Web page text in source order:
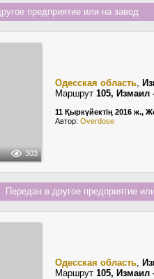
предприятие или на завод
303
Одесская область,
Маршрут 105, Измаил
11 Қыркүйектің 2016 ж.,
Автор: Overdose
Передан в другое предприятие
Одесская область,
Маршрут 105, Измаил